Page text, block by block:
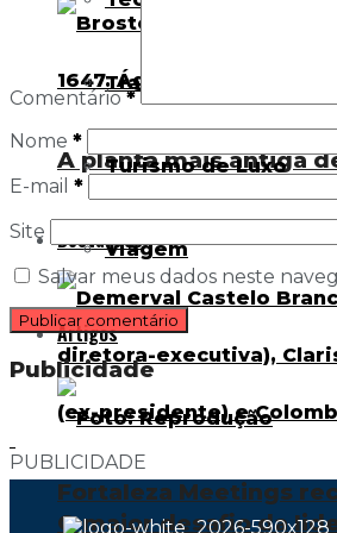
A planta mais antiga
Destaques
Fortaleza Meetings
Transporte rodoviário
Turismo de Luxo
Viagem
Artigos
O maior desafio da
Comentário*
Nome *
E-mail *
Site
Salvar meus dados neste
Publicidade
PUBLICIDADE